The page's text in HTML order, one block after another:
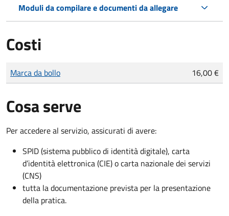
Moduli da compilare e documenti da allegare
Costi
Tipo di pagamento
Importo
Marca da bollo 16,00 €
Cosa serve
Per accedere al servizio, assicurati di avere:
SPID (sistema pubblico di identità digitale), carta
d’identità elettronica (CIE) o carta nazionale dei servizi
(CNS)
tutta la documentazione prevista per la presentazione
della pratica.